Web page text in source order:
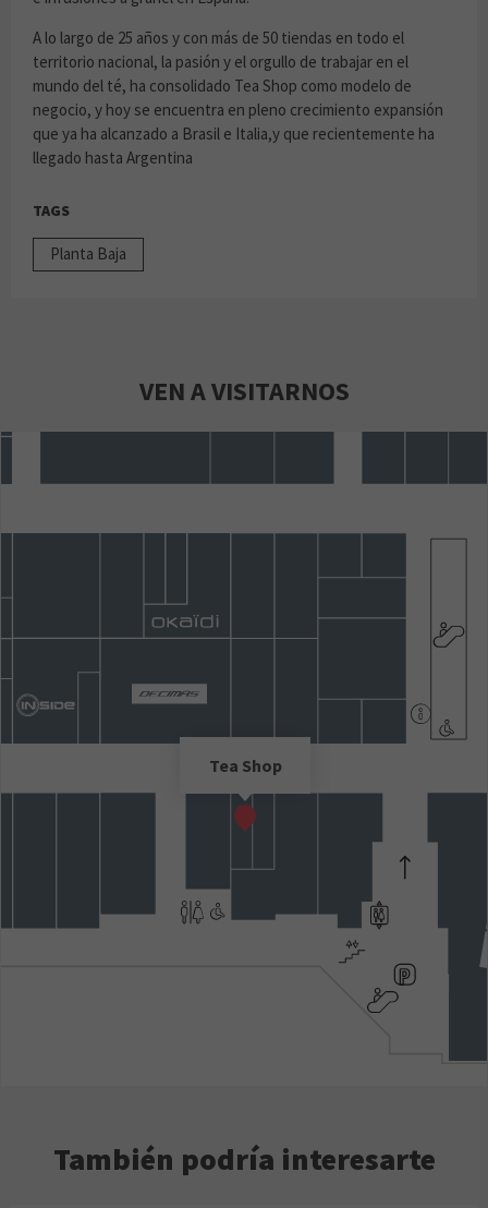
A lo largo de 25 años y con más de 50 tiendas en todo el
territorio nacional, la pasión y el orgullo de trabajar en el
mundo del té, ha consolidado Tea Shop como modelo de
negocio, y hoy se encuentra en pleno crecimiento expansión
que ya ha alcanzado a Brasil e Italia,y que recientemente ha
llegado hasta Argentina
TAGS
Planta Baja
VEN A VISITARNOS
Tea Shop
También podría interesarte